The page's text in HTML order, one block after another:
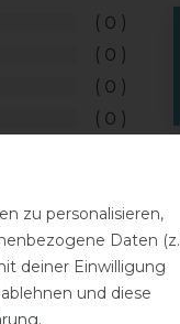
0
0
0
0
DETAILS ZUR
zu personalisieren,
Daten
deiner Einwilligung
und diese
.